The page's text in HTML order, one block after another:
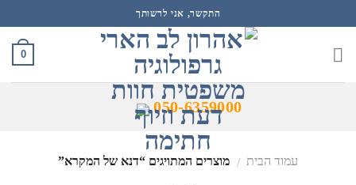
to
content
התקשר, אני לרשותך
0
050-6359000
עמוד הבית / מוצרים המתויגים “דנא של המקרא”